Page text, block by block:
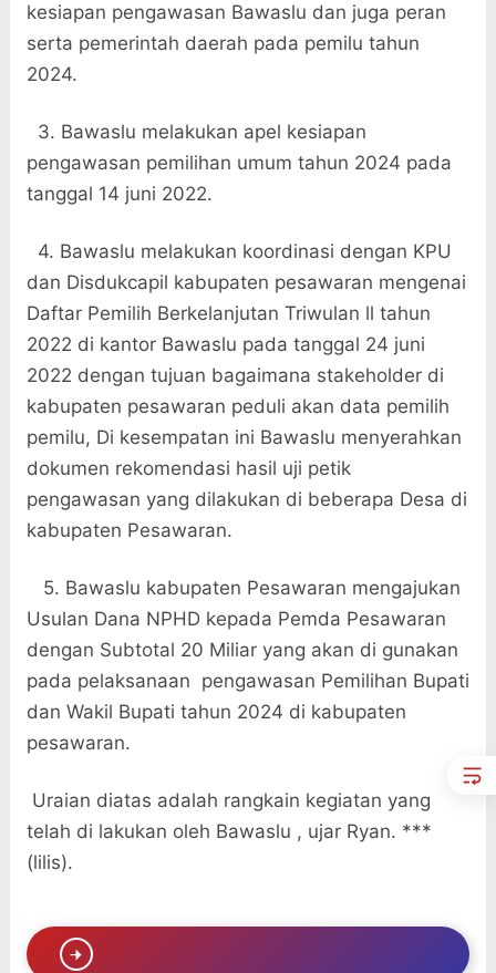
kesiapan pengawasan Bawaslu dan juga peran
serta pemerintah daerah pada pemilu tahun
2024.
3. Bawaslu melakukan apel kesiapan
pengawasan pemilihan umum tahun 2024 pada
tanggal 14 juni 2022.
4. Bawaslu melakukan koordinasi dengan KPU
dan Disdukcapil kabupaten pesawaran mengenai
Daftar Pemilih Berkelanjutan Triwulan ll tahun
2022 di kantor Bawaslu pada tanggal 24 juni
2022 dengan tujuan bagaimana stakeholder di
kabupaten pesawaran peduli akan data pemilih
pemilu, Di kesempatan ini Bawaslu menyerahkan
dokumen rekomendasi hasil uji petik
pengawasan yang dilakukan di beberapa Desa di
kabupaten Pesawaran.
5. Bawaslu kabupaten Pesawaran mengajukan
Usulan Dana NPHD kepada Pemda Pesawaran
dengan Subtotal 20 Miliar yang akan di gunakan
pada pelaksanaan pengawasan Pemilihan Bupati
dan Wakil Bupati tahun 2024 di kabupaten
pesawaran.
Uraian diatas adalah rangkain kegiatan yang
telah di lakukan oleh Bawaslu , ujar Ryan. ***
(lilis).